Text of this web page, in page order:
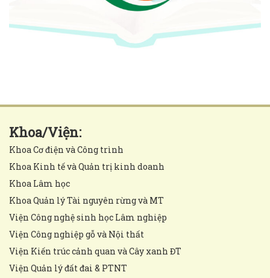
Khoa/Viện:
Khoa Cơ điện và Công trình
Khoa Kinh tế và Quản trị kinh doanh
Khoa Lâm học
Khoa Quản lý Tài nguyên rừng và MT
Viện Công nghệ sinh học Lâm nghiệp
Viện Công nghiệp gỗ và Nội thất
Viện Kiến trúc cảnh quan và Cây xanh ĐT
Viện Quản lý đất đai & PTNT